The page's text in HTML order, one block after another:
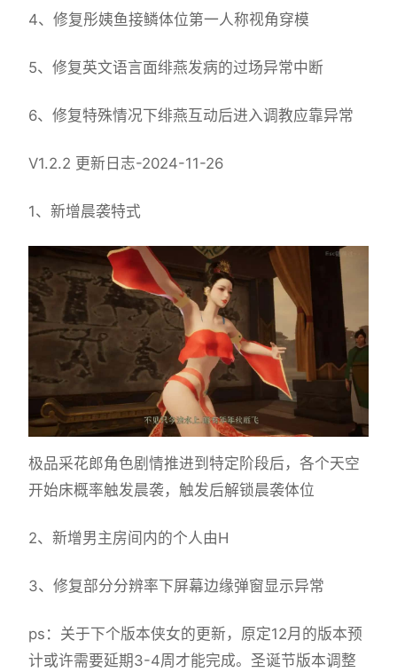
4、修复彤姨鱼接鳞体位第一人称视角穿模
5、修复英文语言面绯燕发病的过场异常中断
6、修复特殊情况下绯燕互动后进入调教应靠异常
V1.2.2 更新日志-2024-11-26
1、新增晨袭特式
极品采花郎角色剧情推进到特定阶段后，各个天空
开始床概率触发晨袭，触发后解锁晨袭体位
2、新增男主房间内的个人由H
3、修复部分分辨率下屏幕边缘弹窗显示异常
ps：关于下个版本侠女的更新，原定12月的版本预
计或许需要延期3-4周才能完成。圣诞节版本调整